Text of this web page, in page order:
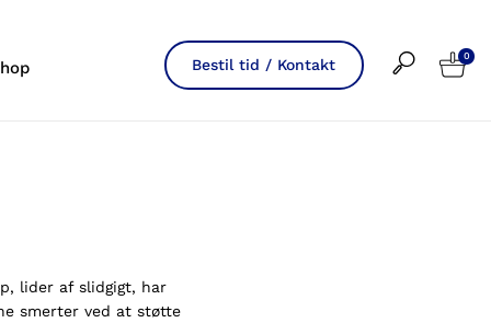
Bestil tid / Kontakt 0
lider af slidgigt, har
smerter ved at støtte